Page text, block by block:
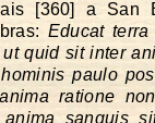
[360] a San
Educat terra
quid sit inter
paulo
ratione
sanguis